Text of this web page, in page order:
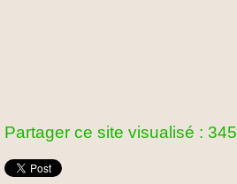
Partager ce site visualisé : 345